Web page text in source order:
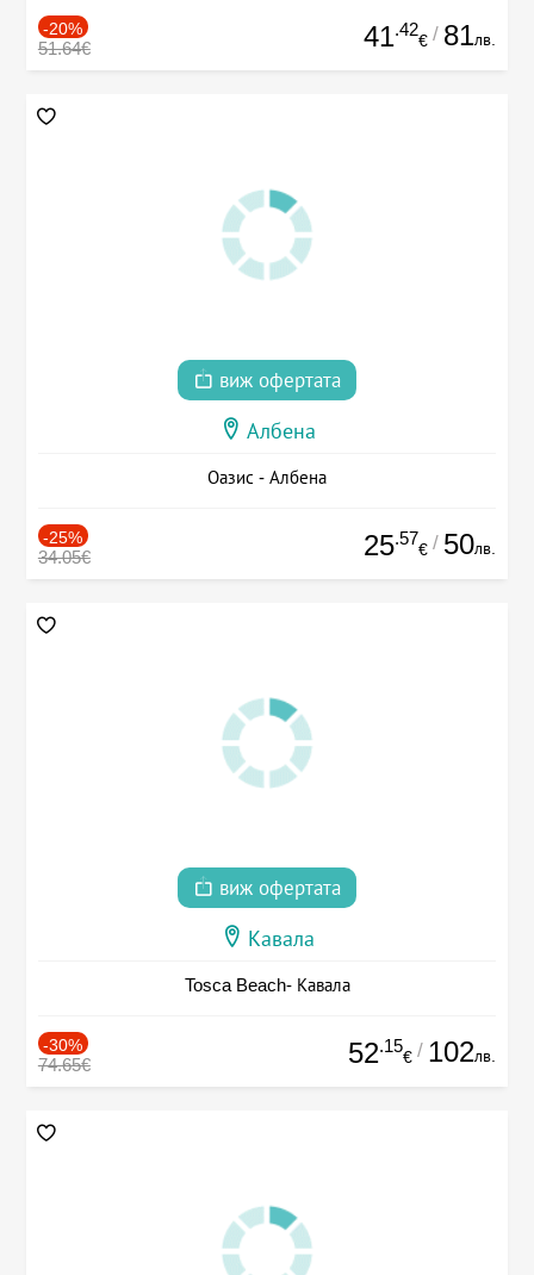
-20%
51.64€ 41.42
€ / 81лв.
виж офертата
Албена
Оазис - Албена
-25%
34.05€ 25.57
€ / 50лв.
виж офертата
Кавала
Tosca Beach- Кавала
-30%
74.65€ 52.15
€ / 102лв.